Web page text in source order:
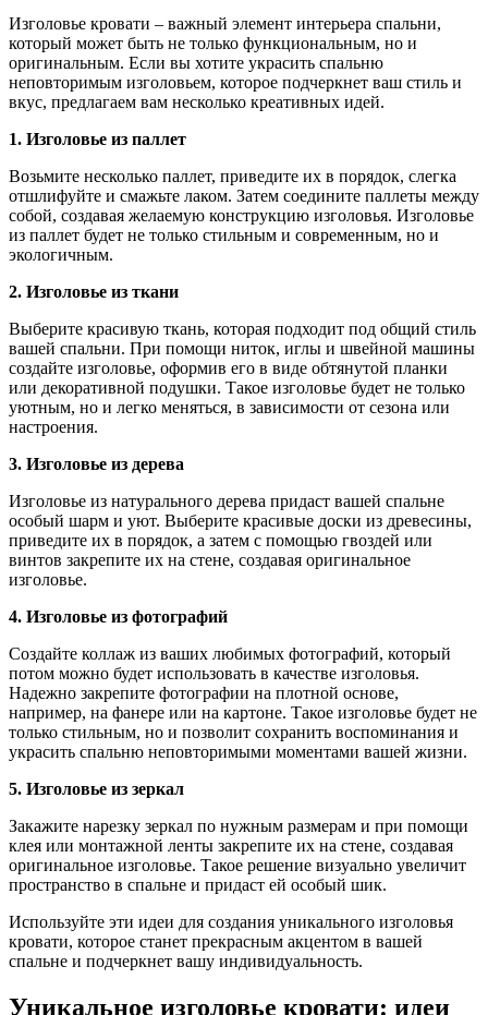
Изголовье кровати – важный элемент интерьера спальни,
который может быть не только функциональным, но и
оригинальным. Если вы хотите украсить спальню
неповторимым изголовьем, которое подчеркнет ваш стиль и
вкус, предлагаем вам несколько креативных идей.
1. Изголовье из паллет
Возьмите несколько паллет, приведите их в порядок, слегка
отшлифуйте и смажьте лаком. Затем соедините паллеты между
собой, создавая желаемую конструкцию изголовья. Изголовье
из паллет будет не только стильным и современным, но и
экологичным.
2. Изголовье из ткани
Выберите красивую ткань, которая подходит под общий стиль
вашей спальни. При помощи ниток, иглы и швейной машины
создайте изголовье, оформив его в виде обтянутой планки
или декоративной подушки. Такое изголовье будет не только
уютным, но и легко меняться, в зависимости от сезона или
настроения.
3. Изголовье из дерева
Изголовье из натурального дерева придаст вашей спальне
особый шарм и уют. Выберите красивые доски из древесины,
приведите их в порядок, а затем с помощью гвоздей или
винтов закрепите их на стене, создавая оригинальное
изголовье.
4. Изголовье из фотографий
Создайте коллаж из ваших любимых фотографий, который
потом можно будет использовать в качестве изголовья.
Надежно закрепите фотографии на плотной основе,
например, на фанере или на картоне. Такое изголовье будет не
только стильным, но и позволит сохранить воспоминания и
украсить спальню неповторимыми моментами вашей жизни.
5. Изголовье из зеркал
Закажите нарезку зеркал по нужным размерам и при помощи
клея или монтажной ленты закрепите их на стене, создавая
оригинальное изголовье. Такое решение визуально увеличит
пространство в спальне и придаст ей особый шик.
Используйте эти идеи для создания уникального изголовья
кровати, которое станет прекрасным акцентом в вашей
спальне и подчеркнет вашу индивидуальность.
Уникальное изголовье кровати: идеи